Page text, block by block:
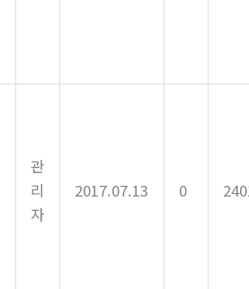
관
리
자
2017.07.13 0